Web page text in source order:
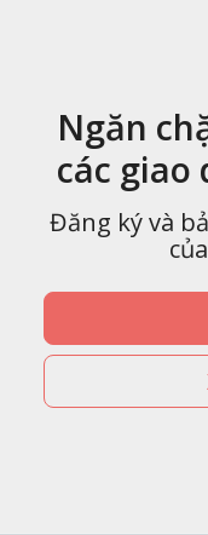
Ngăn
các giao
Đăng ký và